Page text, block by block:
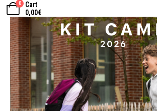
0
Cart
0,00€